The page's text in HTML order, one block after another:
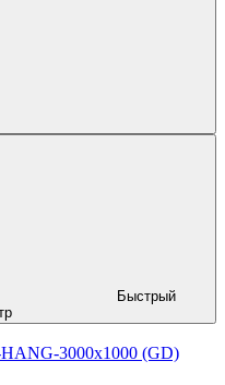
Быстрый
3000x1000 (GD)